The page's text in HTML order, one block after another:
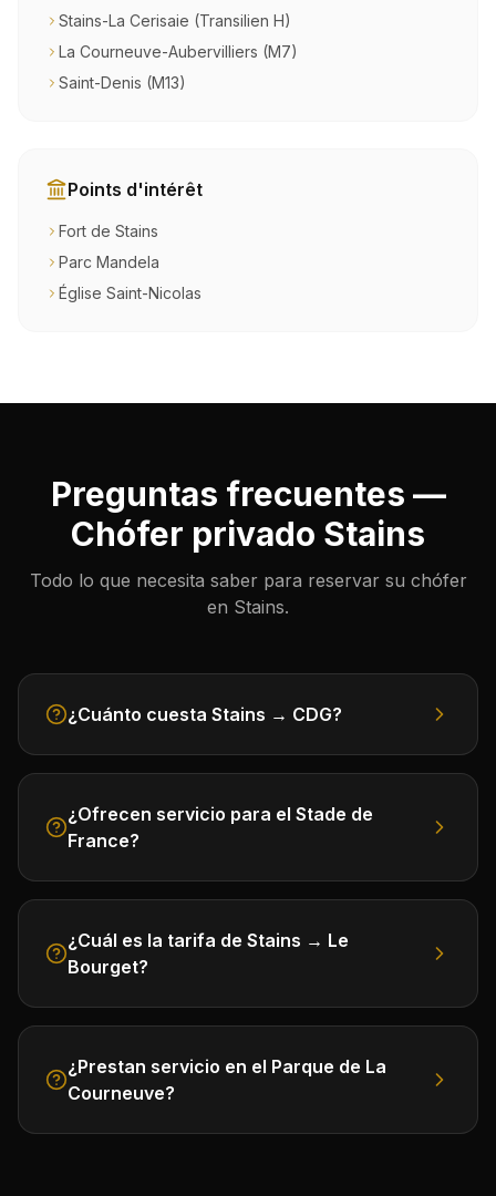
Stains-La Cerisaie (Transilien H)
La Courneuve-Aubervilliers (M7)
Saint-Denis (M13)
Points d'intérêt
Fort de Stains
Parc Mandela
Église Saint-Nicolas
Preguntas frecuentes —
Chófer privado Stains
Todo lo que necesita saber para reservar su chófer
en Stains.
¿Cuánto cuesta Stains → CDG?
¿Ofrecen servicio para el Stade de
France?
¿Cuál es la tarifa de Stains → Le
Bourget?
¿Prestan servicio en el Parque de La
Courneuve?